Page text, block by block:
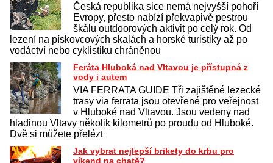
Česká republika sice nemá nejvyšší pohoří
Evropy, přesto nabízí překvapivě pestrou
škálu outdoorových aktivit po celý rok. Od
lezení na pískovcových skalách a horské turistiky až po
vodáctví nebo cyklistiku chráněnou
Feráta Hluboká nad Vltavou je přístupná z
vody i autem
VIA FERRATA GUIDE Tři zajištěné lezecké
trasy via ferrata jsou otevřené pro veřejnost
v Hluboké nad Vltavou. Jsou vedeny nad
hladinou Vltavy několik kilometrů po proudu od Hluboké.
Dvě si můžete přelézt
Jak vybrat nejlepší brikety do krbu pro
víkend na chatě?